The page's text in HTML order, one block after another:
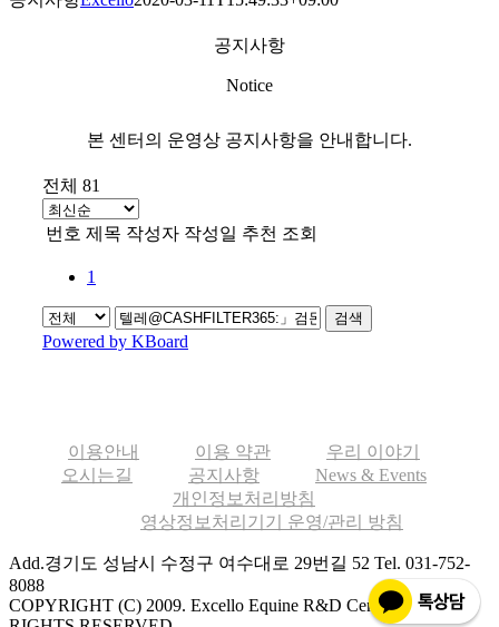
공지사항
Notice
본 센터의 운영상 공지사항을 안내합니다.
전체 81
번호 제목 작성자 작성일 추천 조회
1
검색
Powered by KBoard
이용안내 이용 약관
우리 이야기
오시는길
공지사항
News & Events
개인정보처리방침
영상정보처리기기 운영/관리 방침
Add.경기도 성남시 수정구 여수대로 29번길 52 Tel. 031-752-
8088
COPYRIGHT (C) 2009. Excello Equine R&D Center ALL